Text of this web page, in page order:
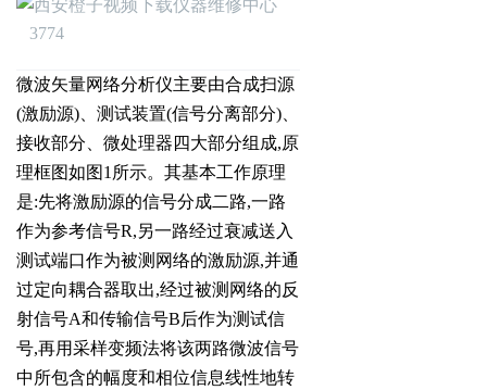
3774
微波矢量网络分析仪主要由合成扫源
(激励源)、测试装置(信号分离部分)、
接收部分、微处理器四大部分组成,原
理框图如图1所示。其基本工作原理
是:先将激励源的信号分成二路,一路
作为参考信号R,另一路经过衰减送入
测试端口作为被测网络的激励源,并通
过定向耦合器取出,经过被测网络的反
射信号A和传输信号B后作为测试信
号,再用采样变频法将该两路微波信号
中所包含的幅度和相位信息线性地转